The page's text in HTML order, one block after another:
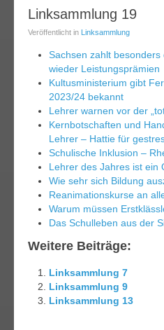
Linksammlung 19
Veröffentlicht in Linksammlung
Sachsen zahlt
wieder Leistungsprämien
Kultusministerium gibt
2023/24 bekannt
Lehrer warnen vor der
Kernbotschaften und
Lehrer – Hattie für
Schulische Inklusion –
Lehrer des Jahres ist ein
Wie sehr sich Bildung
Reanimationskurse an
Warum müssen
Das Schulleben aus der
Weitere Beiträge:
Linksammlung 7
Linksammlung 9
Linksammlung 13